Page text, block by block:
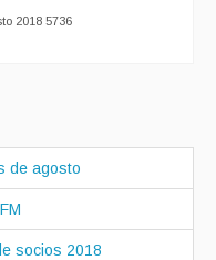
2018 5736
de agosto
socios 2018